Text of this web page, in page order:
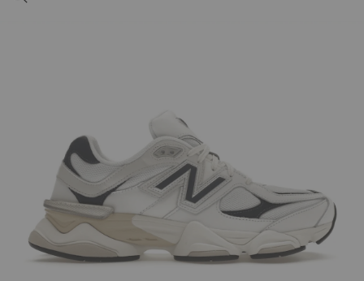
YEEZY SLIDE YS-01
CREAM
NEW